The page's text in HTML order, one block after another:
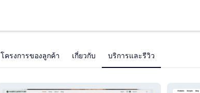
โครงการของลูกค้า เกี่ยวกับ บริการและรีวิว